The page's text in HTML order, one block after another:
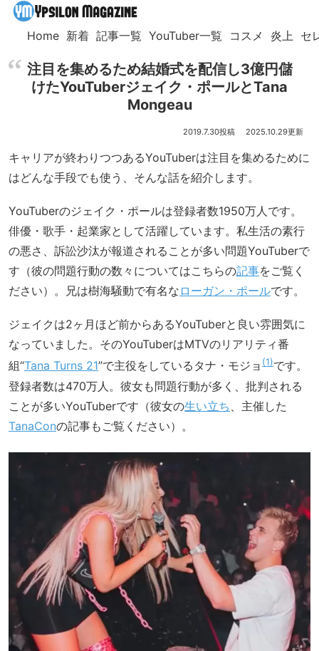
Home 新着 記事一覧 YouTuber一覧 コスメ 炎上 セ
注目を集めるため結婚式を配信し3億円儲
けたYouTuberジェイク・ポールとTana
Mongeau
2019.7.30 2025.10.29
キャリアが終わりつつあるYouTuberは注目を集めるために
はどんな手段でも使う、そんな話を紹介します。
YouTuberのジェイク・ポールは登録者数1950万人です。
俳優・歌手・起業家として活躍しています。私生活の素行
の悪さ、訴訟沙汰が報道されることが多い問題YouTuberで
す（彼の問題行動の数々についてはこちらの記事をご覧く
ださい）。兄は樹海騒動で有名な ローガン・ポールです。
ジェイクは2ヶ月ほど前からあるYouTuberと良い雰囲気に
なっていました。そのYouTuberはMTVのリアリティ番
組“Tana Turns 21”で主役をしているタナ・モジョ 1 です。
登録者数は470万人。彼女も問題行動が多く、批判される
ことが多いYouTuberです（彼女の生い立ち 、主催した
TanaConの記事もご覧ください）。